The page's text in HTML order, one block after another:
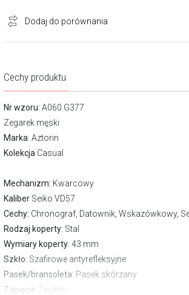
Cechy produktu
Nr wzoru: A060.G377
Zegarek męski
Marka: Aztorin
Kolekcja Casual
Mechanizm: Kwarcowy
Kaliber Seiko VD57
Cechy: Chronograf, Datownik, Wskazówkowy,
Rodzaj koperty: Stal
Wymiary koperty: 43 mm
Szkło: Szafirowe antyrefleksyjne
Pasek/bransoleta: Pasek skórzany
Zapięcie Zwykłe
Dodaj do porównania